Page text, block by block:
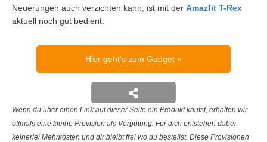
Neuerungen auch verzichten kann, ist mit der Amazfit T-Rex
aktuell noch gut bedient.
Hier geht's zum Gadget
Wenn du über einen Link auf dieser Seite ein Produkt kaufst, erhalten wir
oftmals eine kleine Provision als Vergütung. Für dich entstehen dabei
keinerlei Mehrkosten und dir bleibt frei wo du bestellst. Diese Provisionen